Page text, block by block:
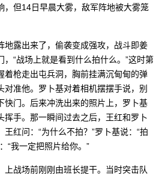
，但14日早晨大雾，敌军阵地被大雾笼
地露出来了，偷袭变成强攻，战斗即姜
，“战场上就是看到什么拍什么。”这时第
着枪走出屯兵洞，胸前挂满沉甸甸的弹
对准他。罗卜基对着相机摆摆手说，别
快门。后来冲洗出来的照片上，罗卜基
挥手。那一瞬间过去之后，王红和罗卜
红问：“为什么不拍？”罗卜基说：“拍
“我一定把照片给你。”
上战场前刚刚由班长提干。当时突击队